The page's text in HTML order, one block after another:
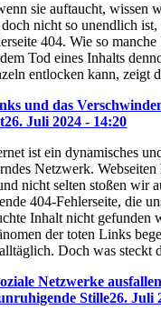
sie auftaucht, wissen
nicht so unendlich ist,
404. Wie so
Tod eines Inhalts
entlocken kann, zeigt
und das
26. Juli 2024 - 14:20
ist ein dynamisches
Netzwerk.
nicht selten stoßen wir
404-Fehlerseite, die
Inhalt nicht gefunden
der toten Links
Doch was steckt
Netzwerke
Stille26. Juli